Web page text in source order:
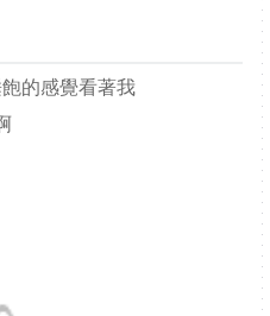
的感覺看著我